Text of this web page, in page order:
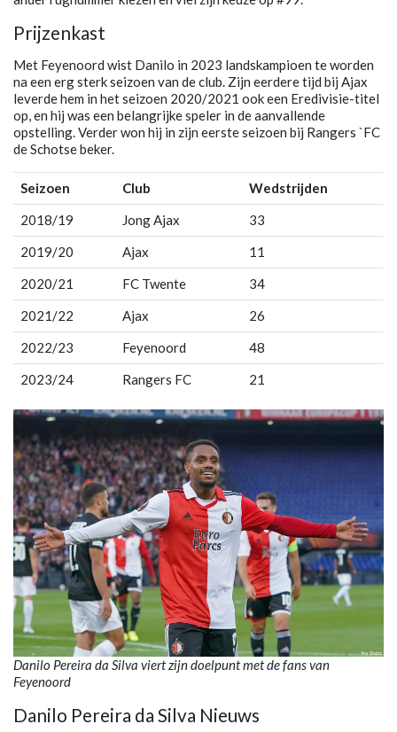
Prijzenkast
Met Feyenoord wist Danilo in 2023 landskampioen te worden
na een erg sterk seizoen van de club. Zijn eerdere tijd bij Ajax
leverde hem in het seizoen 2020/2021 ook een Eredivisie-titel
op, en hij was een belangrijke speler in de aanvallende
opstelling. Verder won hij in zijn eerste seizoen bij Rangers `FC
de Schotse beker.
Seizoen Club
Wedstrijden
2018/19
Jong Ajax
33
2019/20
Ajax
11
2020/21
FC Twente
34
2021/22
Ajax
26
2022/23
Feyenoord
48
2023/24
Rangers FC 21
Danilo Pereira da Silva viert zijn doelpunt met de fans van
Feyenoord
Danilo Pereira da Silva Nieuws